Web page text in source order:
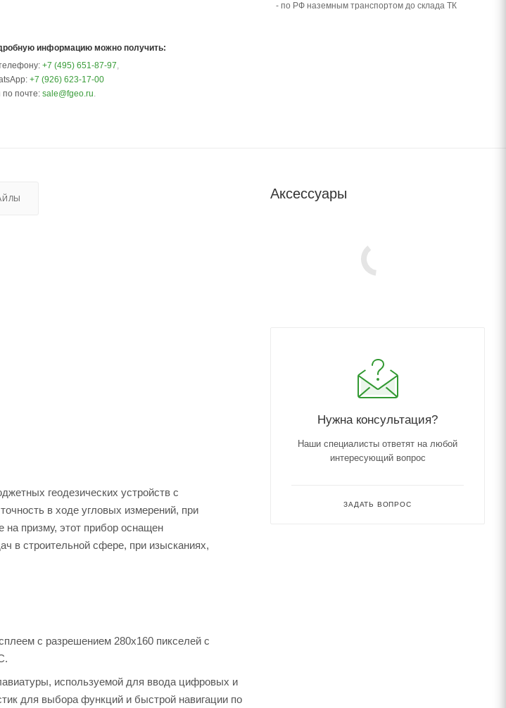
- по РФ наземным транспортом до склада ТК
информацию можно получить:
+7 (495) 651-87-97,
+7 (926) 623-17-00
по почте:sale@fgeo.ru.
геодезических устройств с
в ходе угловых измерений, при
призму, этот прибор оснащен
в строительной сфере, при изысканиях,
с разрешением 280x160 пикселей с
используемой для ввода цифровых и
для выбора функций и быстрой навигации по
Аксессуары
Нужна консультация?
Наши специалисты ответят на любой
интересующий вопрос
ЗАДАТЬ ВОПРОС